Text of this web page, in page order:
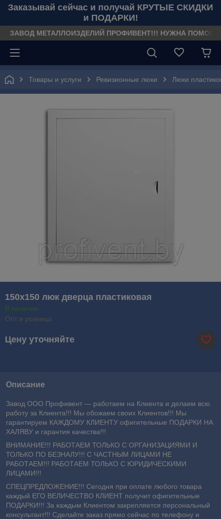
Заказывай сейчас и получай КРУТЫЕ СКИДКИ
и ПОДАРКИ!
ЗАВОД МЕТАЛЛОИЗДЕЛИЙ ПРОФИВЕНТ!!! НУЖНА
Товары и услуги Ревизионные люки Люки
150х150 люк дверца пластиковая
В наличии
Опт и розница
Цену уточняйте
Описание
Завод ООО Профивент ― работаем на Клиента и делаем всю
работу за Клиента!!! Мы обожаем своих Клиентов!!! Мы
гарантируем КАЖДОМУ КЛИЕНТУ офигительные ПОДАРКИ НА
ХАЛЯВУ и гарантия качества!!!
ВНИМАНИЕ!!! РАБОТАЕМ ТОЛЬКО С ОРГАНИЗАЦИЯМИ И
ТОЛЬКО ПО БЕЗНАЛУ!!! С ЧАСТНЫМ ЛИЦАМИ НЕ
РАБОТАЕМ!!! РАБОТАЕМ ТОЛЬКО С ЮРИДИЧЕСКИМИ
ЛИЦАМИ!!!
СПЕЦПРЕДЛОЖЕНИЕ!!! Сегодня при оплате любого товара
каждый ЕГО ВЕЛИЧЕСТВО КЛИЕНТ получит офигительные
ПОДАРКИ!!! За каждым Клиентом закрепляется персональный
консультант!!! Сделайте заказ прямо сейчас по телефону и